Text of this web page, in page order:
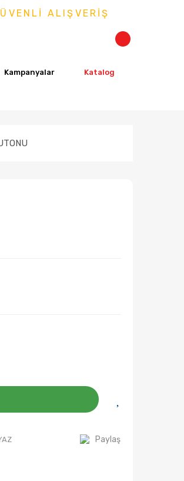
ALIŞVERİŞ
Kampanyalar Katalog
Paylaş